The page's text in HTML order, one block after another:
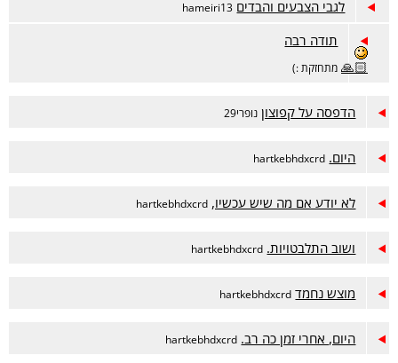
לגבי הצבעים והבדים hameiri13
תודה רבה
🙏🏻 מתחזקת :)
הדפסה על קפוצון נופרי29
היום. hartkebhdxcrd
לא יודע אם מה שיש עכשיו, hartkebhdxcrd
ושוב התלבטויות. hartkebhdxcrd
מוצש נחמד hartkebhdxcrd
היום, אחרי זמן כה רב. hartkebhdxcrd